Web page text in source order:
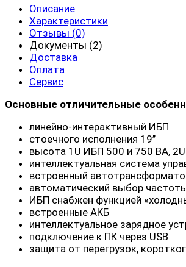
Описание
Характеристики
Отзывы (0)
Документы (2)
Доставка
Оплата
Сервис
Основные отличительные
линейно-интерактивный ИБП
стоечного исполнения 19’’
высота 1U ИБП 500 и 750 ВА,
интеллектуальная система
встроенный
автоматический выбор
ИБП снабжен функцией
встроенные АКБ
интеллектуальное зарядное
подключение к ПК через USB
защита от перегрузок,